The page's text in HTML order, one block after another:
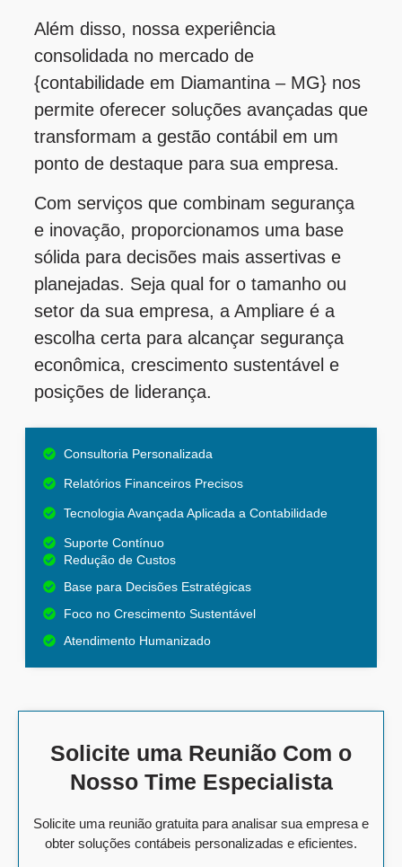
Além disso, nossa experiência
consolidada no mercado de
{contabilidade em Diamantina – MG} nos
permite oferecer soluções avançadas que
transformam a gestão contábil em um
ponto de destaque para sua empresa.
Com serviços que combinam segurança
e inovação, proporcionamos uma base
sólida para decisões mais assertivas e
planejadas. Seja qual for o tamanho ou
setor da sua empresa, a Ampliare é a
escolha certa para alcançar segurança
econômica, crescimento sustentável e
posições de liderança.
Consultoria Personalizada
Relatórios Financeiros Precisos
Tecnologia Avançada Aplicada a Contabilidade
Suporte Contínuo
Redução de Custos
Base para Decisões Estratégicas
Foco no Crescimento Sustentável
Atendimento Humanizado
Solicite uma Reunião Com o
Nosso Time Especialista
Solicite uma reunião gratuita para analisar sua empresa e
obter soluções contábeis personalizadas e eficientes.